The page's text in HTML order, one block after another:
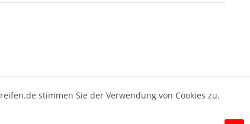
stimmen Sie der Verwendung von Cookies zu.